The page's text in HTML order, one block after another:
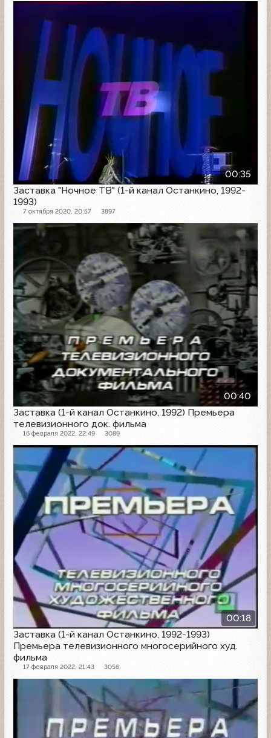
00:35
Заставка "Ночное ТВ" (1-й канал Останкино, 1992-
1993)
7 октября 2020, 20:57 3897
00:40
Заставка (1-й канал Останкино, 1992) Премьера
телевизионного док. фильма
16 февраля 2022, 22:49 3089
Заставка
00:18
Заставка (1-й канал Останкино, 1992-1993)
Премьера телевизионного многосерийного худ.
фильма
17 февраля 2022, 21:43 3056
Заставка